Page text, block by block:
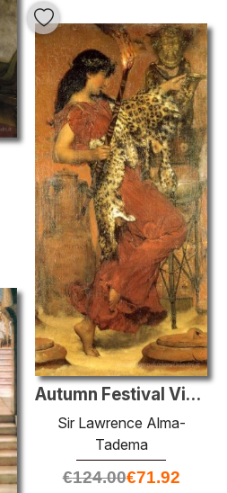
Autumn Festival Vintage
Sir Lawrence Alma-
Tadema
€124.00€71.92